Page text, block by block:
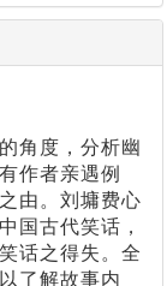
角度，分析幽
作者亲遇例
由。刘墉费心
国古代笑话，
话之得失。全
了解故事内